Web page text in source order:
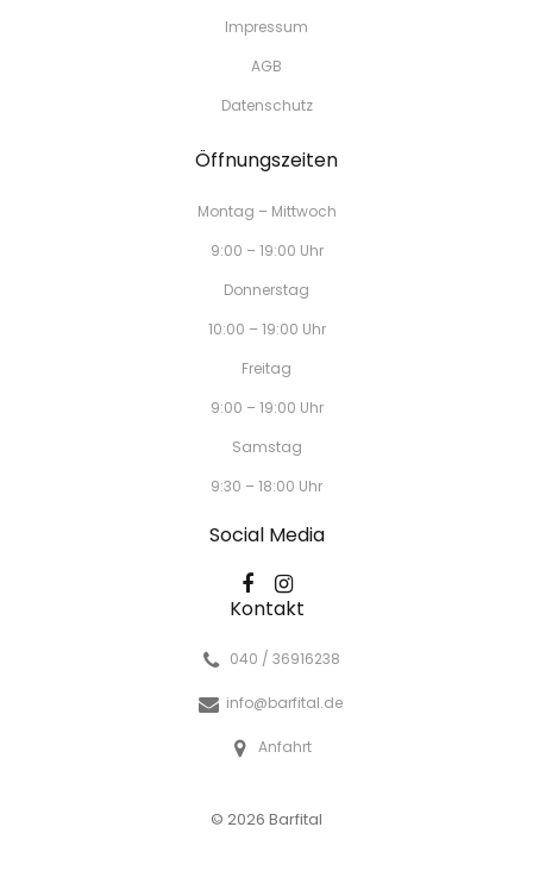
Impressum
AGB
Datenschutz
Öffnungszeiten
Montag – Mittwoch
9:00 – 19:00 Uhr
Donnerstag
10:00 – 19:00 Uhr
Freitag
9:00 – 19:00 Uhr
Samstag
9:30 – 18:00 Uhr
Social Media
Kontakt
040 / 36916238
info@barfital.de
Anfahrt
© 2026 Barfital